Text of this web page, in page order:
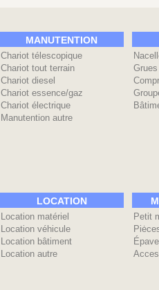
MANUTENTION
Chariot télescopique
Chariot tout terrain
Chariot diesel
Chariot essence/gaz
Chariot électrique
Manutention autre
Grues
LOCATION
Location matériel
Location véhicule
Location bâtiment
Location autre
Petit
Épave